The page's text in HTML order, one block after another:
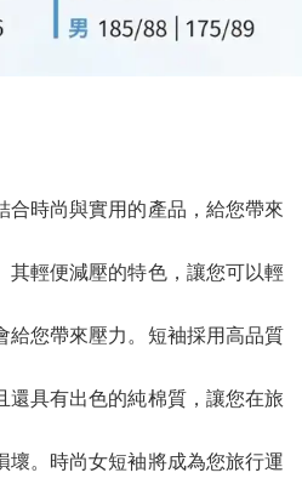
合時尚與實用的產品，給您帶來
其輕便減壓的特色，讓您可以輕
給您帶來壓力。短袖採用高品質
還具有出色的純棉質，讓您在旅
壞。時尚女短袖將成為您旅行運